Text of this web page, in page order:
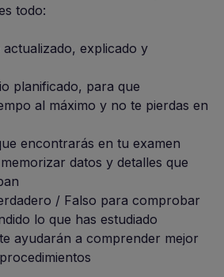
todo:
actualizado, explicado y
planificado, para que
al máximo y no te pierdas en
encontrarás en tu examen
datos y detalles que
/ Falso para comprobar
lo que has estudiado
ayudarán a comprender mejor